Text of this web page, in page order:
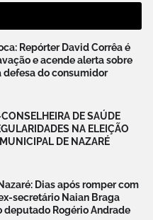
Repórter David Corrêa é
e acende alerta sobre
defesa do consumidor
DE SAÚDE
NA ELEIÇÃO
DE NAZARÉ
Dias após romper com
secretário Naian Braga
deputado Rogério Andrade